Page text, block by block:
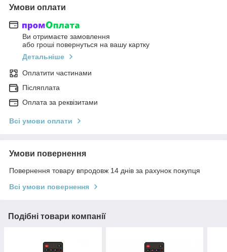
Умови оплати
Ви отримаєте замовлення
або гроші повернуться на вашу картку
Детальніше
Оплатити частинами
Післяплата
Оплата за реквізитами
Всі умови оплати
Умови повернення
Повернення товару впродовж 14 днів за рахунок покупця
Всі умови повернення
Подібні товари компанії